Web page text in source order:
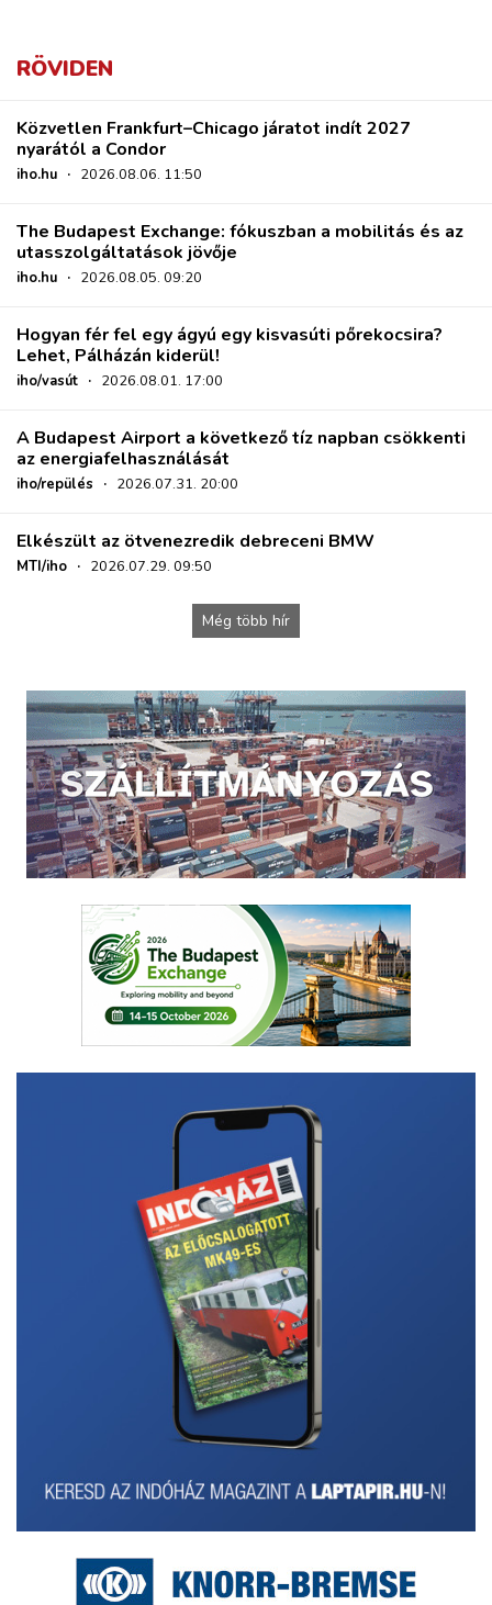
RÖVIDEN
Közvetlen Frankfurt–Chicago járatot indít 2027
nyarától a Condor
iho.hu · 2026.08.06. 11:50
The Budapest Exchange: fókuszban a mobilitás és az
utasszolgáltatások jövője
iho.hu · 2026.08.05. 09:20
Hogyan fér fel egy ágyú egy kisvasúti pőrekocsira?
Lehet, Pálházán kiderül!
iho/vasút · 2026.08.01. 17:00
A Budapest Airport a következő tíz napban csökkenti
az energiafelhasználását
iho/repülés · 2026.07.31. 20:00
Elkészült az ötvenezredik debreceni BMW
MTI/iho · 2026.07.29. 09:50
Még több hír